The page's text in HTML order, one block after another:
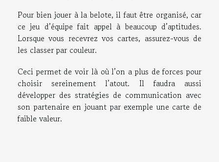
Pour bien jouer à la belote, il faut être organisé, car
ce jeu d’équipe fait appel à beaucoup d’aptitudes.
Lorsque vous recevrez vos cartes, assurez-vous de
les classer par couleur.
Ceci permet de voir là où l’on a plus de forces pour
choisir sereinement l’atout. Il faudra aussi
développer des stratégies de communication avec
son partenaire en jouant par exemple une carte de
faible valeur.